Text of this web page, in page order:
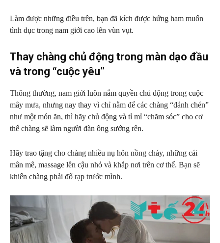
Làm được những điều trên, bạn đã kích được hứng ham muốn
tình dục trong nam giới cao lên vùn vụt.
Thay chàng chủ động trong màn dạo đầu
và trong “cuộc yêu”
Thông thường, nam giới luôn nắm quyền chủ động trong cuộc
mây mưa, nhưng nay thay vì chỉ nằm để các chàng “đánh chén”
như một món ăn, thì hãy chủ động và tỉ mỉ “chăm sóc” cho cơ
thể chàng sẽ làm người đàn ông sướng rên.
Hãy trao tặng cho chàng nhiều nụ hôn nồng cháy, những cái
mân mê, massage lên cậu nhỏ và khắp nơi trên cơ thể. Bạn sẽ
khiến chàng phải đổ rạp trước mình.